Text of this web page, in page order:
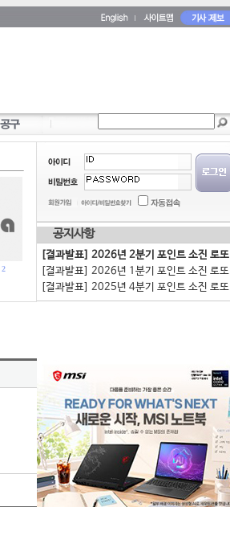
2
공지사항
[결과발표] 2026년 2분기 포인트 소진 로또
[결과발표] 2026년 1분기 포인트 소진 로또
[결과발표] 2025년 4분기 포인트 소진 로또